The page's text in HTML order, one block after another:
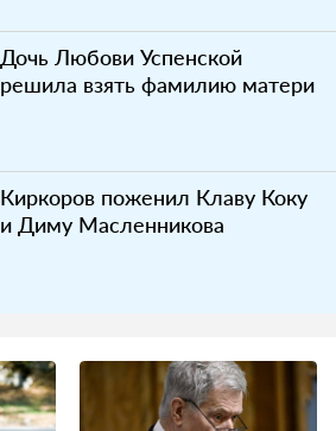
Дочь Любови Успенской
решила взять фамилию матери
Киркоров поженил Клаву Коку
и Диму Масленникова